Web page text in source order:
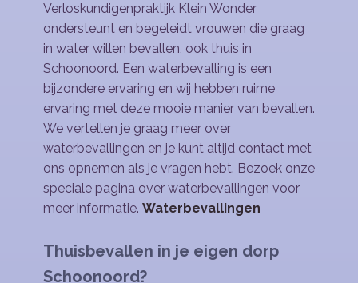
Verloskundigenpraktijk Klein Wonder
ondersteunt en begeleidt vrouwen die graag
in water willen bevallen, ook thuis in
Schoonoord. Een waterbevalling is een
bijzondere ervaring en wij hebben ruime
ervaring met deze mooie manier van bevallen.
We vertellen je graag meer over
waterbevallingen en je kunt altijd contact met
ons opnemen als je vragen hebt. Bezoek onze
speciale pagina over waterbevallingen voor
meer informatie. Waterbevallingen
Thuisbevallen in je eigen dorp
Schoonoord?